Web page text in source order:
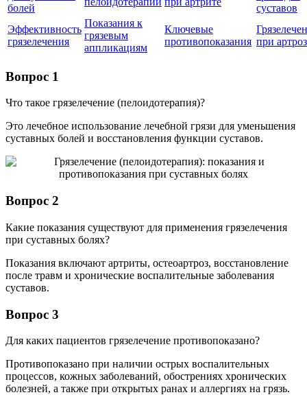
болей
суставов
Эффективность
грязелечения
Показания к
грязевым
аппликациям
Ключевые
противопоказания при
Вопрос 1
Что такое грязелечение (пелоидотерапия)?
Это лечебное использование лечебной грязи для уменьшения
суставных болей и восстановления функции суставов.
Вопрос 2
Какие показания существуют для применения грязелечения
при суставных болях?
Показания включают артриты, остеоартроз, восстановление
после травм и хронические воспалительные заболевания
суставов.
Вопрос 3
Для каких пациентов грязелечение противопоказано?
Противопоказано при наличии острых воспалительных
процессов, кожных заболеваний, обострениях хронических
болезней, а также при открытых ранах и аллергиях на грязь.